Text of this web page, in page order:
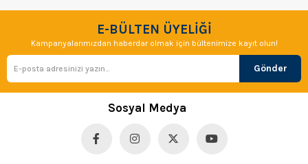
E-BÜLTEN ÜYELİĞİ
Kampanyalarımızdan haberdar olmak için bültenimize kayıt olun!
Gönder
Sosyal Medya